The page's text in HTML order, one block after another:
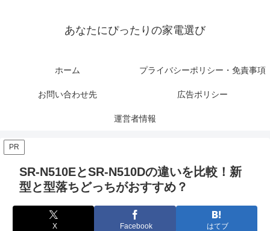
あなたにぴったりの家電選び
ホーム プライバシーポリシー・免責事項
お問い合わせ先 広告ポリシー
運営者情報
PR
SR-N510EとSR-N510Dの違いを比較！新
型と型落ちどっちがおすすめ？
X Facebook はてブ